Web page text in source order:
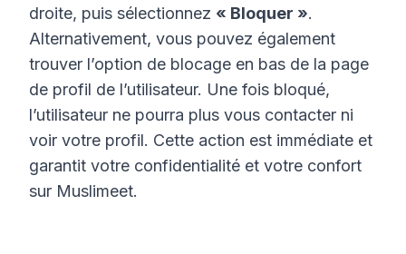
droite, puis sélectionnez « Bloquer ».
Alternativement, vous pouvez également
trouver l’option de blocage en bas de la page
de profil de l’utilisateur. Une fois bloqué,
l’utilisateur ne pourra plus vous contacter ni
voir votre profil. Cette action est immédiate et
garantit votre confidentialité et votre confort
sur Muslimeet.